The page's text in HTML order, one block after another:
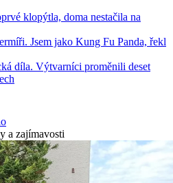
klopýtla, doma nestačila na
Jsem jako Kung Fu Panda, řekl
díla. Výtvarníci proměnili deset
a zajímavosti